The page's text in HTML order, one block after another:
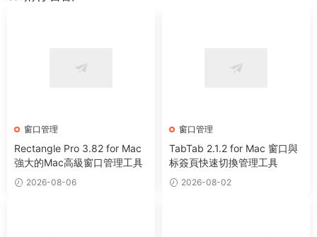
窗口管理
Rectangle Pro 3.82 for Mac
強大的Mac高級窗口管理工具
2026-08-06
窗口管理
TabTab 2.1.2 for Mac 窗口與
标簽頁快速切換管理工具
2026-08-02